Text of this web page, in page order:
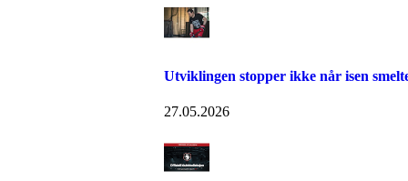
Utviklingen stopper ikke når isen
27.05.2026